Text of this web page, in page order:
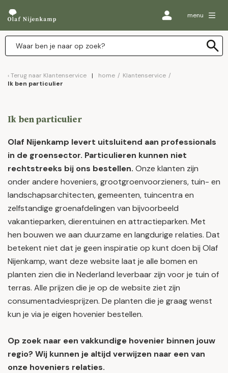
menu
Terug naar Klantenservice home / Klantenservice /
Ik ben particulier
Ik ben particulier
Olaf Nijenkamp levert uitsluitend aan professionals
in de groensector. Particulieren kunnen niet
rechtstreeks bij ons bestellen. Onze klanten zijn
onder andere hoveniers, grootgroenvoorzieners, tuin- en
landschapsarchitecten, gemeenten, tuincentra en
zelfstandige groenafdelingen van bijvoorbeeld
vakantieparken, dierentuinen en attractieparken. Met
hen bouwen we aan duurzame en langdurige relaties. Dat
betekent niet dat je geen inspiratie op kunt doen bij Olaf
Nijenkamp, want deze website laat je alle bomen en
planten zien die in Nederland leverbaar zijn voor je tuin of
terras. Alle prijzen die je op de website ziet zijn
consumentadviesprijzen. De planten die je graag wenst
kun je via je eigen hovenier bestellen.
Op zoek naar een vakkundige hovenier binnen jouw
regio? Wij kunnen je altijd verwijzen naar een van
onze hoveniers relaties.